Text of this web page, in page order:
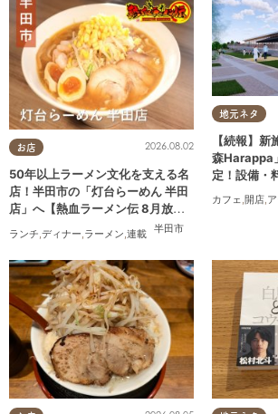
お店
半田市
2026.08.02
50年以上ラーメン文化を支える名
店！半田市の「灯台らーめん 半田
店」へ【熱血ラーメン伝 8月放
ランチ ディナー ラーメン 連載
地元ネタ
【続報】
森Harappa
定！設備・
ンタルアイ
カフェ,開店,